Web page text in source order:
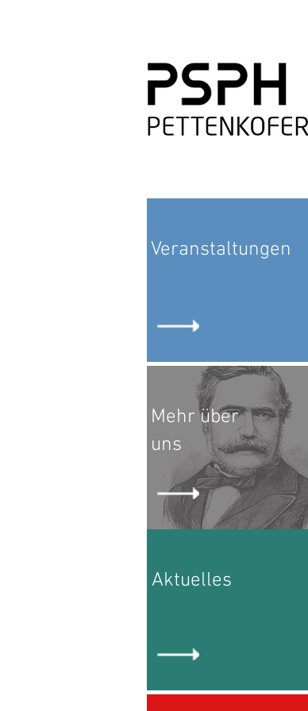
Veranstaltungen
Mehr über
uns
Aktuelles